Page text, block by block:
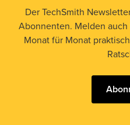
Der TechSmith
Abonnenten. Melden auch
Monat für Monat